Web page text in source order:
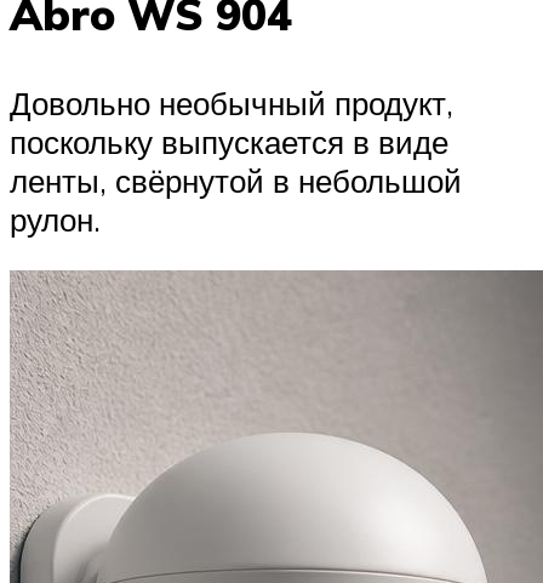
Abro WS 904
Довольно необычный продукт,
поскольку выпускается в виде
ленты, свёрнутой в небольшой
рулон.